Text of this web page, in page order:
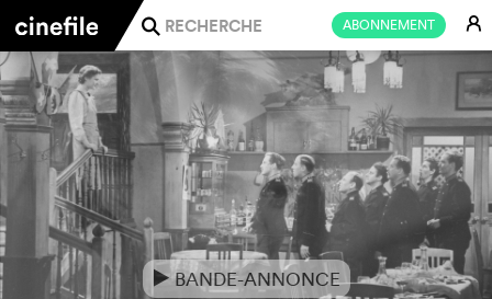
ABONNEMENT E
j
eBANDE-ANNONCE